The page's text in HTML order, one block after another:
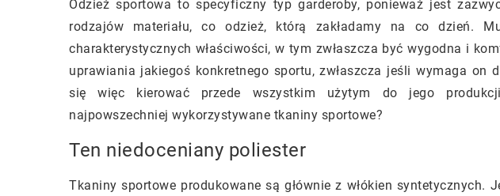
Odzież sportowa to specyficzny typ garderoby, ponieważ jest
rodzajów materiału, co odzież, którą zakładamy na co dzień.
charakterystycznych właściwości, w tym zwłaszcza być wygodna i
uprawiania jakiegoś konkretnego sportu, zwłaszcza jeśli wymaga on
się więc kierować przede wszystkim użytym do jego
najpowszechniej wykorzystywane tkaniny sportowe?
Ten niedoceniany poliester
Tkaniny sportowe produkowane są głównie z włókien syntetycznych.